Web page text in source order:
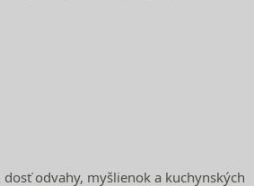
odvahy, myšlienok a kuchynských